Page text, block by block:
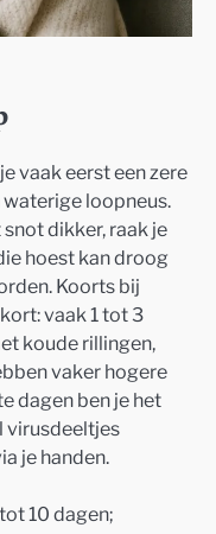
vaak eerst een zere
waterige loopneus.
dikker, raak je
hoest kan droog
Koorts bij
vaak 1 tot 3
koude rillingen,
vaker hogere
dagen ben je het
virusdeeltjes
je handen.
10 dagen;